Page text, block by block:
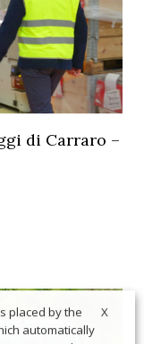
di Carraro –
X
placed by the
automatically